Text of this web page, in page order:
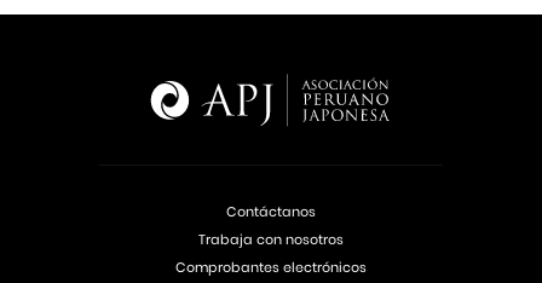
Contáctanos
Trabaja con nosotros
Comprobantes electrónicos